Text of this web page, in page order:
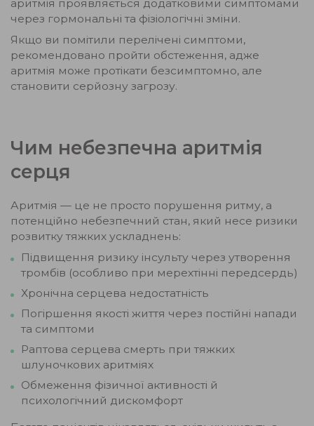
аритмія проявляється додатковими симптомами
через гормональні та фізіологічні зміни.
Якщо ви помітили перелічені симптоми,
рекомендовано пройти обстеження, адже
аритмія може протікати безсимптомно, але
становити серйозну загрозу.
Чим небезпечна аритмія
серця
Аритмія — це не просто порушення ритму, а
потенційно небезпечний стан, який несе ризики
розвитку тяжких ускладнень:
Підвищення ризику інсульту через утворення
тромбів (особливо при мерехтінні передсердь)
Хронічна серцева недостатність
Погіршення якості життя через постійні напади
та симптоми
Раптова серцева смерть при тяжких
шлуночкових аритміях
Обмеження фізичної активності й
психологічний дискомфорт